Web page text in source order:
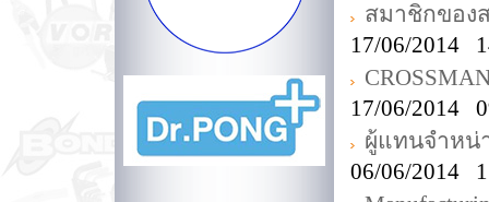
สมาชิกของ
17/06/2014
17/06/2014
ผู้แทนจำหน่
06/06/2014